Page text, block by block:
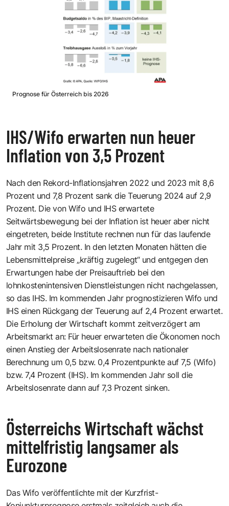
Prognose für Österreich bis 2026
IHS/Wifo erwarten nun heuer
Inflation von 3,5 Prozent
Nach den Rekord-Inflationsjahren 2022 und 2023 mit 8,6
Prozent und 7,8 Prozent sank die Teuerung 2024 auf 2,9
Prozent. Die von Wifo und IHS erwartete
Seitwärtsbewegung bei der Inflation ist heuer aber nicht
eingetreten, beide Institute rechnen nun für das laufende
Jahr mit 3,5 Prozent. In den letzten Monaten hätten die
Lebensmittelpreise „kräftig zugelegt“ und entgegen den
Erwartungen habe der Preisauftrieb bei den
lohnkostenintensiven Dienstleistungen nicht nachgelassen,
so das IHS. Im kommenden Jahr prognostizieren Wifo und
IHS einen Rückgang der Teuerung auf 2,4 Prozent erwartet.
Die Erholung der Wirtschaft kommt zeitverzögert am
Arbeitsmarkt an: Für heuer erwarteten die Ökonomen noch
einen Anstieg der Arbeitslosenrate nach nationaler
Berechnung um 0,5 bzw. 0,4 Prozentpunkte auf 7,5 (Wifo)
bzw. 7,4 Prozent (IHS). Im kommenden Jahr soll die
Arbeitslosenrate dann auf 7,3 Prozent sinken.
Österreichs Wirtschaft wächst
mittelfristig langsamer als
Eurozone
Das Wifo veröffentlichte mit der Kurzfrist-